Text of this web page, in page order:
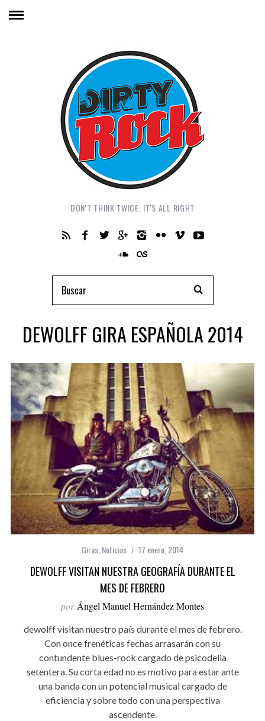
DON'T THINK TWICE, IT'S ALL RIGHT
DEWOLFF GIRA ESPAÑOLA 2014
Giras Noticias 17 enero, 2014
DEWOLFF VISITAN NUESTRA GEOGRAFÍA DURANTE EL
MES DE FEBRERO
por Ángel Manuel Hernández Montes
dewolff visitan nuestro país durante el mes de febrero.
Con once frenéticas fechas arrasarán con su
contundente blues-rock cargado de psicodelia
setentera. Su corta edad no es motivo para estar ante
una banda con un potencial musical cargado de
eficiencia y sobre todo con una perspectiva
ascendente.